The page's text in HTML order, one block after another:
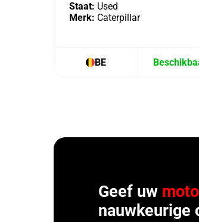
Staat: Used
Merk: Caterpillar
BE
Geef uw
nauwkeurige